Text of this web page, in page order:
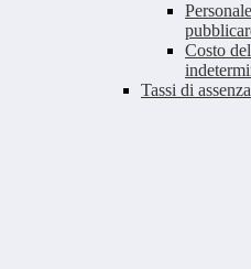
Costo
Tassi di assenza